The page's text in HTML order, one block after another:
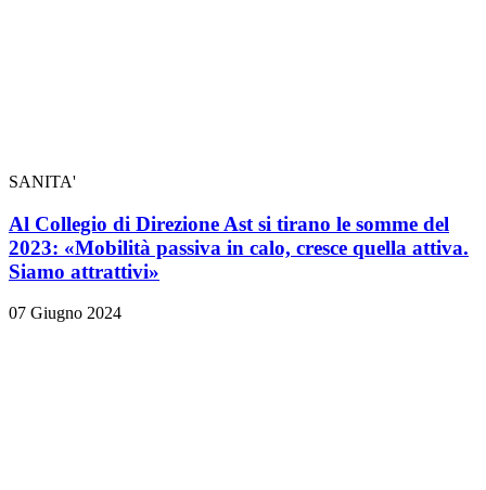
SANITA'
Al Collegio di Direzione Ast si tirano le somme del
2023: «Mobilità passiva in calo, cresce quella attiva.
Siamo attrattivi»
07 Giugno 2024